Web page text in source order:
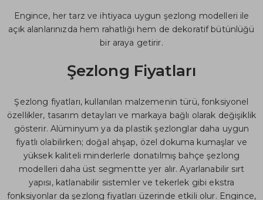
Engince, her tarz ve ihtiyaca uygun şezlong modelleri ile
açık alanlarınızda hem rahatlığı hem de dekoratif bütünlüğü
bir araya getirir.
Şezlong Fiyatları
Şezlong fiyatları, kullanılan malzemenin türü, fonksiyonel
özellikler, tasarım detayları ve markaya bağlı olarak değişiklik
gösterir. Alüminyum ya da plastik şezlonglar daha uygun
fiyatlı olabilirken; doğal ahşap, özel dokuma kumaşlar ve
yüksek kaliteli minderlerle donatılmış bahçe şezlong
modelleri daha üst segmentte yer alır. Ayarlanabilir sırt
yapısı, katlanabilir sistemler ve tekerlek gibi ekstra
fonksiyonlar da şezlong fiyatları üzerinde etkili olur. Engince,